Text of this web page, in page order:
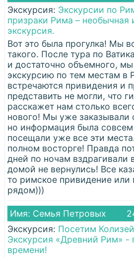
Экскурсия: Экскурсии по
призраки Рима – необычная
экскурсия.
Вот это была прогулка! Мы
такого. После тура по
и достаточно объемного, мы
экскурсию по тем местам в
встречаются привидения и
представить не могли, что
расскажет нам столько
нового! Мы уже заказывали
но информация была
посещали уже все эти
полном восторге! Правда
дней по ночам вздрагивали
домой не вернулись! Все
то римское привидение или
рядом)))
Имя: Семья Петровых
Экскурсия: Посетим
Экскурсия «Древний Рим» -
времени!